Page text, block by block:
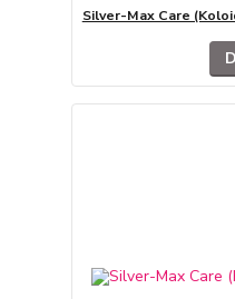
Silver-Max Care